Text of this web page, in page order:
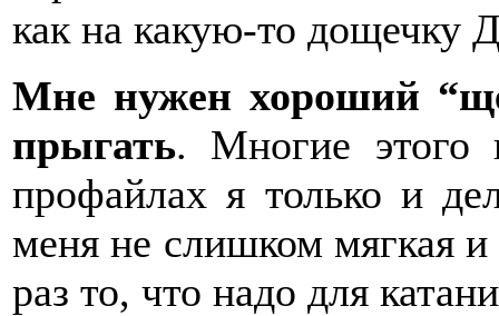
как на какую-то дощечку
Мне нужен хороший
прыгать. Многие этого
профайлах я только и
меня не слишком мягкая
раз то, что надо для